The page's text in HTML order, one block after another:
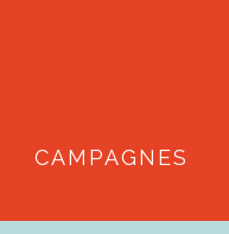
CAMPAGNES